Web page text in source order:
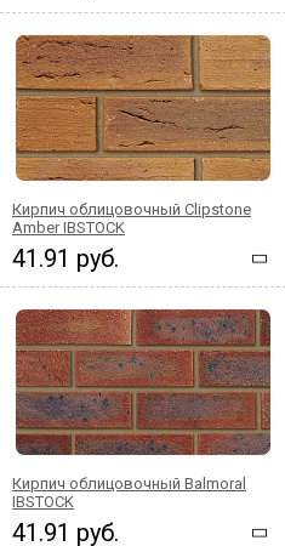
Кирпич облицовочный Clipstone
Amber IBSTOCK
41.91 руб.
Кирпич облицовочный Balmoral
IBSTOCK
41.91 руб.